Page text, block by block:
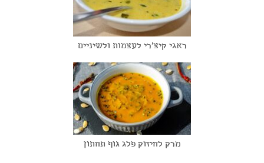
ראגי קיצ'רי לעצמות ולשיניים
מרק לחיזוק פלג גוף תחתון